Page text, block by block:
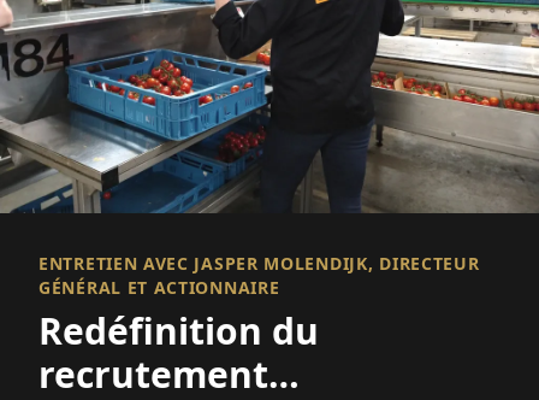
ENTRETIEN AVEC JASPER MOLENDIJK, DIRECTEUR
GÉNÉRAL ET ACTIONNAIRE
Redéfinition du
recrutement